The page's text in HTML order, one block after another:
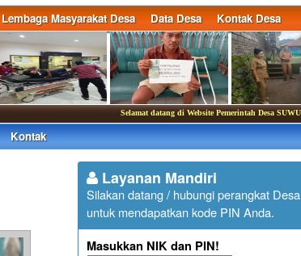
Lembaga Masyarakat Desa Data Desa Kontak Desa
Selamat datang di Website Pemerintah Desa SUWUG
Kontak
Layanan Mandiri
Silakan datang / hubungi perangkat Desa
untuk mendapatkan kode PIN Anda.
Masukkan NIK dan PIN!